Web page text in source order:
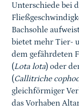
Unterschiede bei
Bachsohle
bietet mehr Tier-
dem gefährdeten
(Lota lota) oder
(Callitriche
gleichförmiger
das Vorhaben